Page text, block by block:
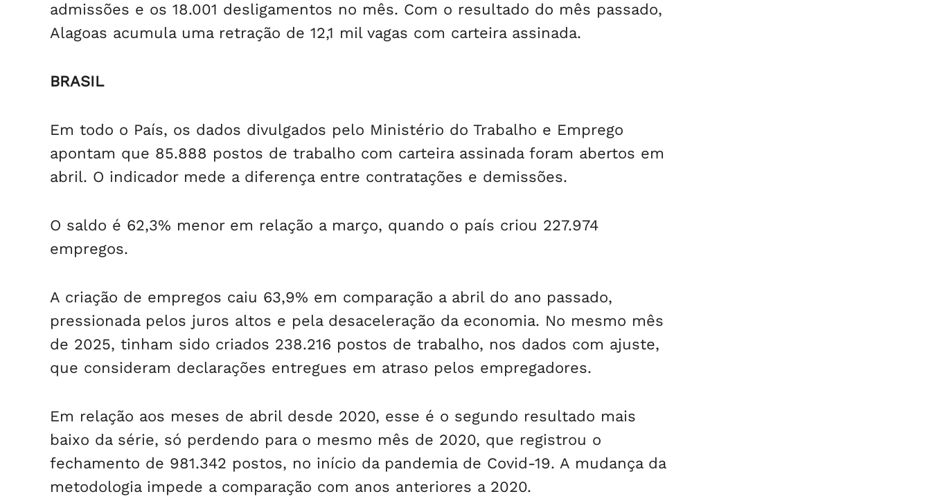
admissões e os 18.001 desligamentos no mês. Com o resultado do mês passado,
Alagoas acumula uma retração de 12,1 mil vagas com carteira assinada.
BRASIL
Em todo o País, os dados divulgados pelo Ministério do Trabalho e Emprego
apontam que 85.888 postos de trabalho com carteira assinada foram abertos em
abril. O indicador mede a diferença entre contratações e demissões.
O saldo é 62,3% menor em relação a março, quando o país criou 227.974
empregos.
A criação de empregos caiu 63,9% em comparação a abril do ano passado,
pressionada pelos juros altos e pela desaceleração da economia. No mesmo mês
de 2025, tinham sido criados 238.216 postos de trabalho, nos dados com ajuste,
que consideram declarações entregues em atraso pelos empregadores.
Em relação aos meses de abril desde 2020, esse é o segundo resultado mais
baixo da série, só perdendo para o mesmo mês de 2020, que registrou o
fechamento de 981.342 postos, no início da pandemia de Covid-19. A mudança da
metodologia impede a comparação com anos anteriores a 2020.